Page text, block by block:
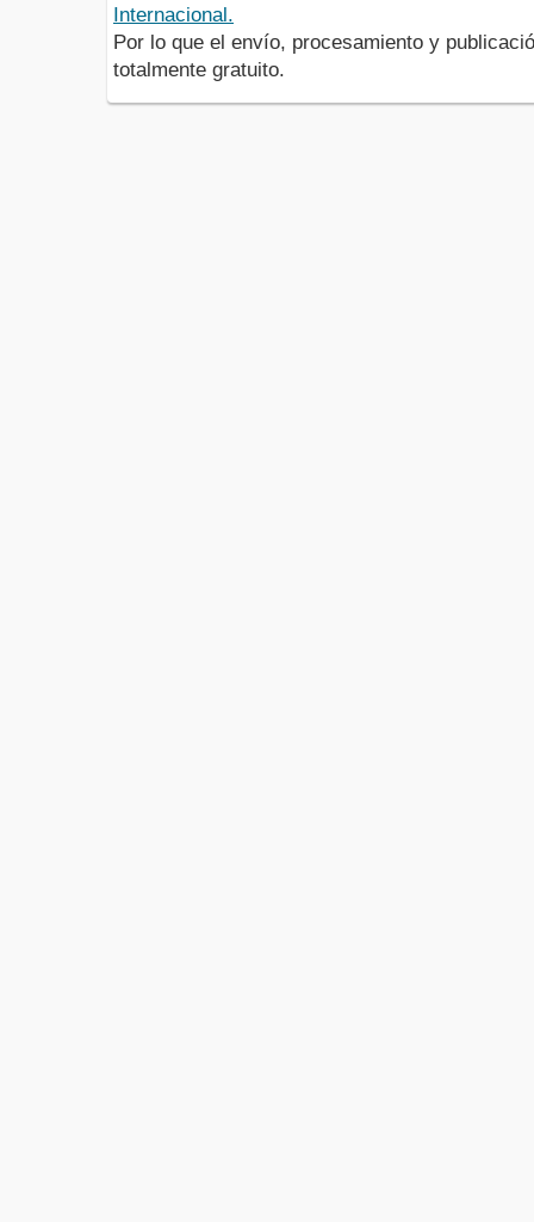
Internacional.
Por lo que el envío, procesamiento y
totalmente gratuito.